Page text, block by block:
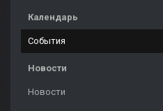
Календарь
События
Новости
Новости